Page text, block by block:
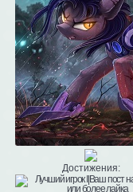
Достижения: